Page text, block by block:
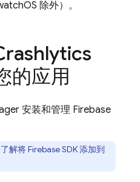
除外）。
的应用
安装和管理 Firebase
了解将 Firebase SDK 添加到